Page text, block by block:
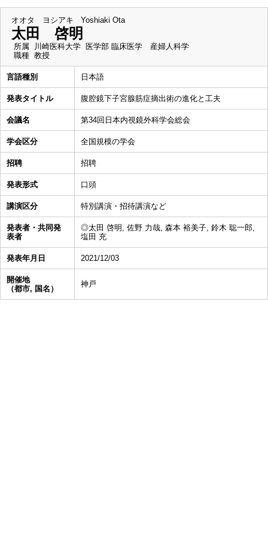
オオタ ヨシアキ Yoshiaki Ota
太田 啓明
所属
川崎医科大学 医学部 臨床医学 産婦人科学
職種 教授
言語種別 日本語
発表タイトル 腹腔鏡下子宮腺筋症摘出術の進化と工夫
会議名 第34回日本内視鏡外科学会総会
学会区分 全国規模の学会
招聘 招聘
発表形式 口頭
講演区分 特別講演・招待講演など
発表者・共同発
表者
◎太田 啓明, 佐野 力哉, 森本 裕美子, 鈴木 聡一郎,
塩田 充
発表年月日 2021/12/03
開催地
（都市, 国名）
神戸